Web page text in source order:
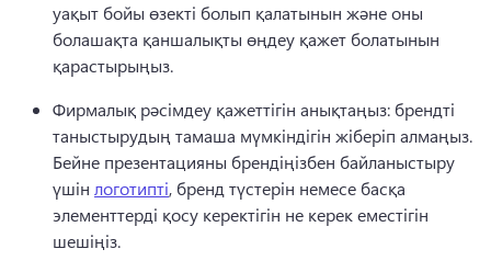
уақыт бойы өзекті болып қалатынын және оны
болашақта қаншалықты өңдеу қажет болатынын
қарастырыңыз.
Фирмалық рәсімдеу қажеттігін анықтаңыз: брендті
Бейне презентацияны брендіңізбен байланыстыру
үшін логотипті, бренд түстерін немесе басқа
элементтерді қосу керектігін не керек еместігін
шешіңіз.